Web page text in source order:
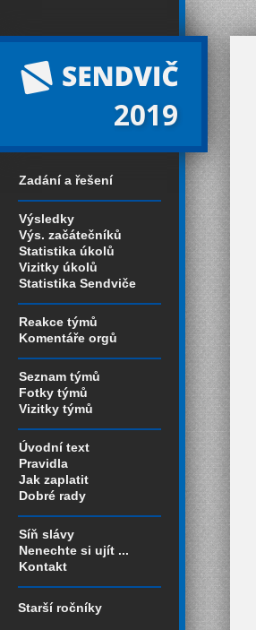
2019
Zadání a řešení
Výsledky
Výs. začátečníků
Statistika úkolů
Vizitky úkolů
Statistika Sendviče
Reakce týmů
Komentáře orgů
Seznam týmů
Fotky týmů
Vizitky týmů
Úvodní text
Pravidla
Jak zaplatit
Dobré rady
Síň slávy
Nenechte si ujít ...
Kontakt
Starší ročníky